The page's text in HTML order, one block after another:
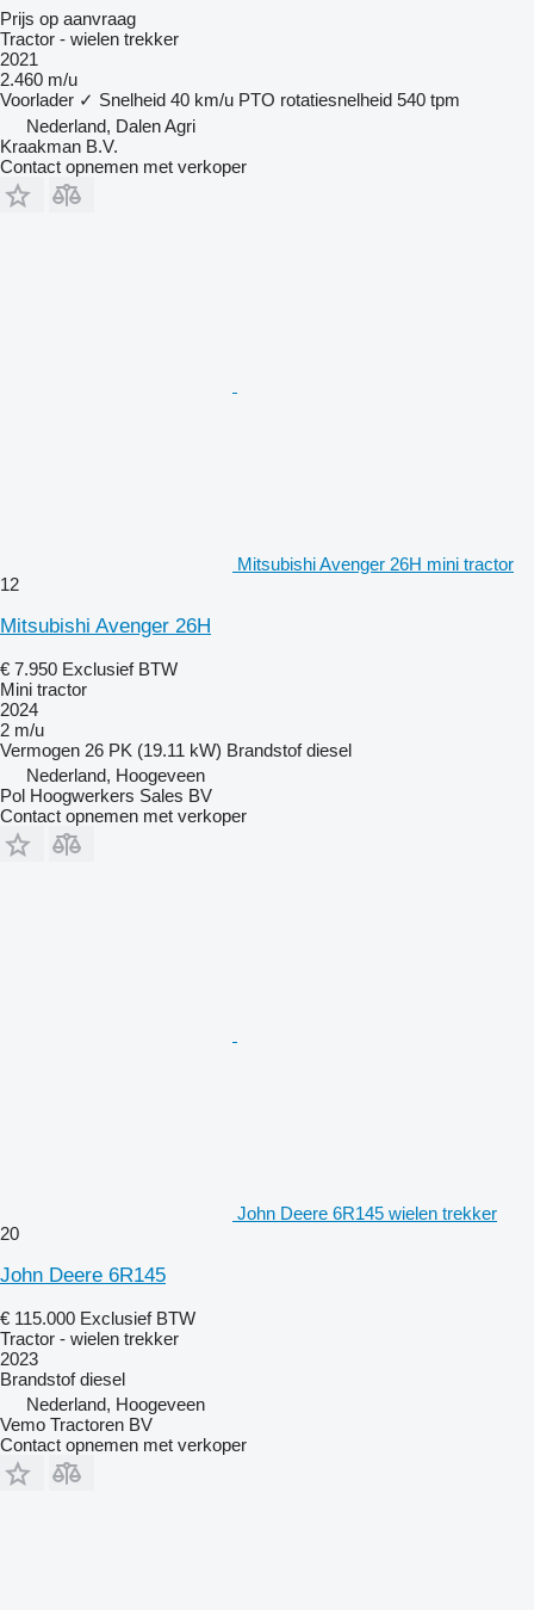
Prijs op aanvraag
Tractor - wielen trekker
2021
2.460 m/u
Voorlader ✓ Snelheid 40 km/u PTO rotatiesnelheid 540 tpm
Nederland, Dalen Agri
Kraakman B.V.
Contact opnemen met verkoper
Mitsubishi Avenger 26H mini tractor
12
Mitsubishi Avenger 26H
€ 7.950 Exclusief BTW
Mini tractor
2024
2 m/u
Vermogen 26 PK (19.11 kW) Brandstof diesel
Nederland, Hoogeveen
Pol Hoogwerkers Sales BV
Contact opnemen met verkoper
John Deere 6R145 wielen trekker
20
John Deere 6R145
€ 115.000 Exclusief BTW
Tractor - wielen trekker
2023
Brandstof diesel
Nederland, Hoogeveen
Vemo Tractoren BV
Contact opnemen met verkoper